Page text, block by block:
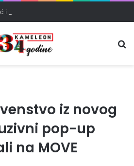
iz novog
pop-up
na MOVE